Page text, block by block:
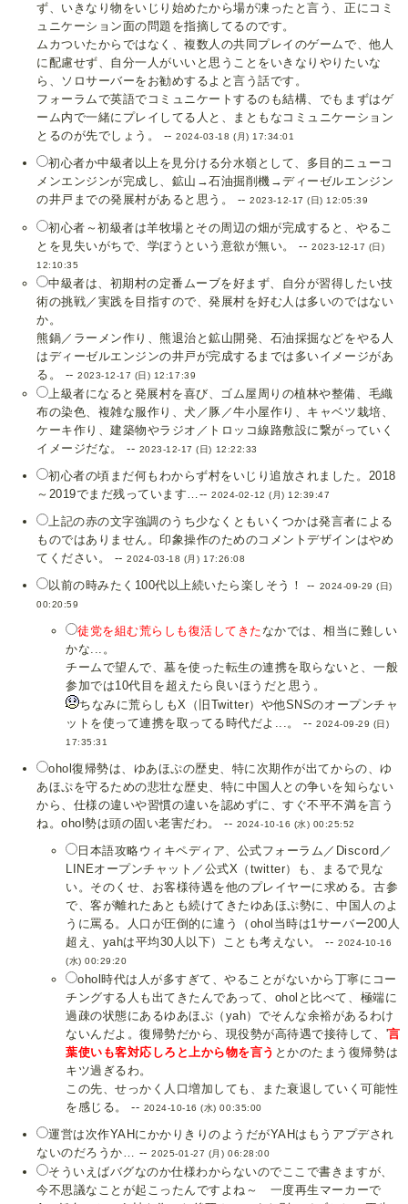
ず、いきなり物をいじり始めたから場が凍ったと言う、正にコミ
ュニケーション面の問題を指摘してるのです。
ムカついたからではなく、複数人の共同プレイのゲームで、他人
に配慮せず、自分一人がいいと思うことをいきなりやりたいな
ら、ソロサーバーをお勧めするよと言う話です。
フォーラムで英語でコミュニケートするのも結構、でもまずはゲ
ーム内で一緒にプレイしてる人と、まともなコミュニケーション
とるのが先でしょう。 --2024-03-18 (月) 17:34:01
初心者か中級者以上を見分ける分水嶺として、多目的ニューコ
メンエンジンが完成し、鉱山→石油掘削機→ディーゼルエンジン
の井戸までの発展村があると思う。 --2023-12-17 (日) 12:05:39
初心者～初級者は羊牧場とその周辺の畑が完成すると、やるこ
とを見失いがちで、学ぼうという意欲が無い。 -- 2023-12-17 (日)
12:10:35
中級者は、初期村の定番ムーブを好まず、自分が習得したい技
術の挑戦／実践を目指すので、発展村を好む人は多いのではない
か。
熊鍋／ラーメン作り、熊退治と鉱山開発、石油採掘などをやる人
はディーゼルエンジンの井戸が完成するまでは多いイメージがあ
る。 --2023-12-17 (日) 12:17:39
上級者になると発展村を喜び、ゴム屋周りの植林や整備、毛織
布の染色、複雑な服作り、犬／豚／牛小屋作り、キャベツ栽培、
ケーキ作り、建築物やラジオ／トロッコ線路敷設に繋がっていく
イメージだな。 -- 2023-12-17 (日) 12:22:33
初心者の頃まだ何もわからず村をいじり追放されました。2018
～2019でまだ残っています…--2024-02-12 (月) 12:39:47
上記の赤の文字強調のうち少なくともいくつかは発言者による
ものではありません。印象操作のためのコメントデザインはやめ
てください。 --2024-03-18 (月) 17:26:08
以前の時みたく100代以上続いたら楽しそう！ -- 2024-09-29 (日)
00:20:59
徒党を組む荒らしも復活してきた なかでは、相当に難しい
かな...。
チームで望んで、墓を使った転生の連携を取らないと、一般
参加では10代目を超えたら良いほうだと思う。
ちなみに荒らしもX（旧Twitter）や他SNSのオープンチャ
ットを使って連携を取ってる時代だよ...。 -- 2024-09-29 (日)
17:35:31
ohol復帰勢は、ゆあほぷの歴史、特に次期作が出てからの、ゆ
あほぷを守るための悲壮な歴史、特に中国人との争いを知らない
から、仕様の違いや習慣の違いを認めずに、すぐ不平不満を言う
ね。ohol勢は頭の固い老害だわ。 -- 2024-10-16 (水) 00:25:52
日本語攻略ウィキペディア、公式フォーラム／Discord／
LINEオープンチャット／公式X（twitter）も、まるで見な
い。そのくせ、お客様待遇を他のプレイヤーに求める。古参
で、客が離れたあとも続けてきたゆあほぷ勢に、中国人のよ
うに罵る。人口が圧倒的に違う（ohol当時は1サーバー200人
超え、yahは平均30人以下）ことも考えない。 --2024-10-16
(水) 00:29:20
ohol時代は人が多すぎて、やることがないから丁寧にコー
チングする人も出てきたんであって、oholと比べて、極端に
過疎の状態にあるゆあほぷ（yah）でそんな余裕があるわけ
ないんだよ。復帰勢だから、現役勢が高待遇で接待して、'言
葉使いも客対応しろと上から物を言う とかのたまう復帰勢は
キツ過ぎるわ。
この先、せっかく人口増加しても、また衰退していく可能性
を感じる。 -- 2024-10-16 (水) 00:35:00
運営は次作YAHにかかりきりのようだがYAHはもうアプデされ
ないのだろうか… --2025-01-27 (月) 06:28:00
そういえばバグなのか仕様わからないのでここで書きますが、
今不思議なことが起こったんですよね～ 一度再生マーカーで